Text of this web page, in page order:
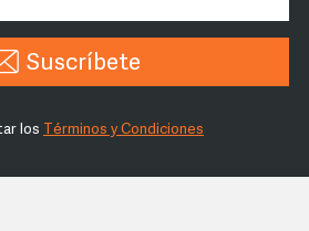
Suscríbete
los Términos y Condiciones